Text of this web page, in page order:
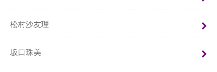
松村沙友理
坂口珠美